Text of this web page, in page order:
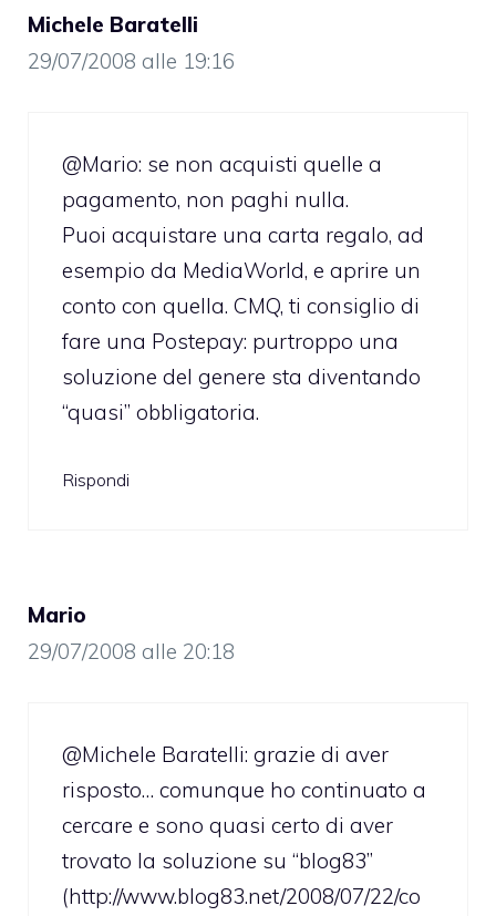
Michele Baratelli
29/07/2008 alle 19:16
@Mario: se non acquisti quelle a
pagamento, non paghi nulla.
Puoi acquistare una carta regalo, ad
esempio da MediaWorld, e aprire un
conto con quella. CMQ, ti consiglio di
fare una Postepay: purtroppo una
soluzione del genere sta diventando
“quasi” obbligatoria.
Rispondi
Mario
29/07/2008 alle 20:18
@Michele Baratelli: grazie di aver
risposto… comunque ho continuato a
cercare e sono quasi certo di aver
trovato la soluzione su “blog83”
(http://www.blog83.net/2008/07/22/co